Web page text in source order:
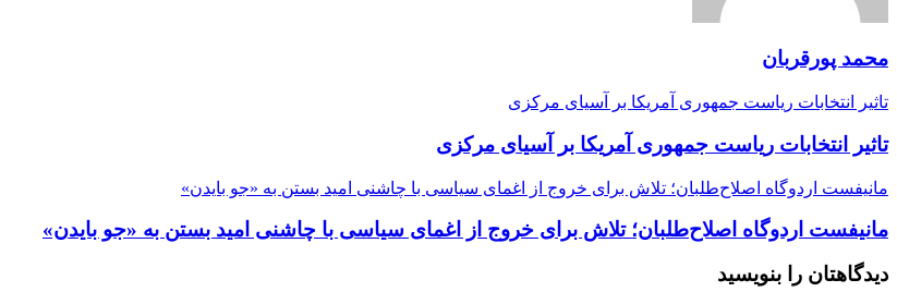
محمد پورقربان
تاثیر انتخابات ریاست جمهوری آمریکا بر آسیای مرکزی
تاثیر انتخابات ریاست جمهوری آمریکا بر آسیای مرکزی
مانیفست اردوگاه اصلاح‌طلبان؛ تلاش برای خروج از اغمای سیاسی با چاشنی امید بستن به «جو بایدن»
مانیفست اردوگاه اصلاح‌طلبان؛ تلاش برای خروج از اغمای سیاسی با چاشنی امید بستن به «جو بایدن»
دیدگاهتان را بنویسید